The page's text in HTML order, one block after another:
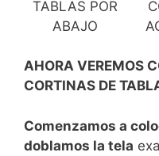
TABLAS POR
ABAJO
AHORA VEREMOS
CORTINAS DE
Comenzamos a
doblamos la tela